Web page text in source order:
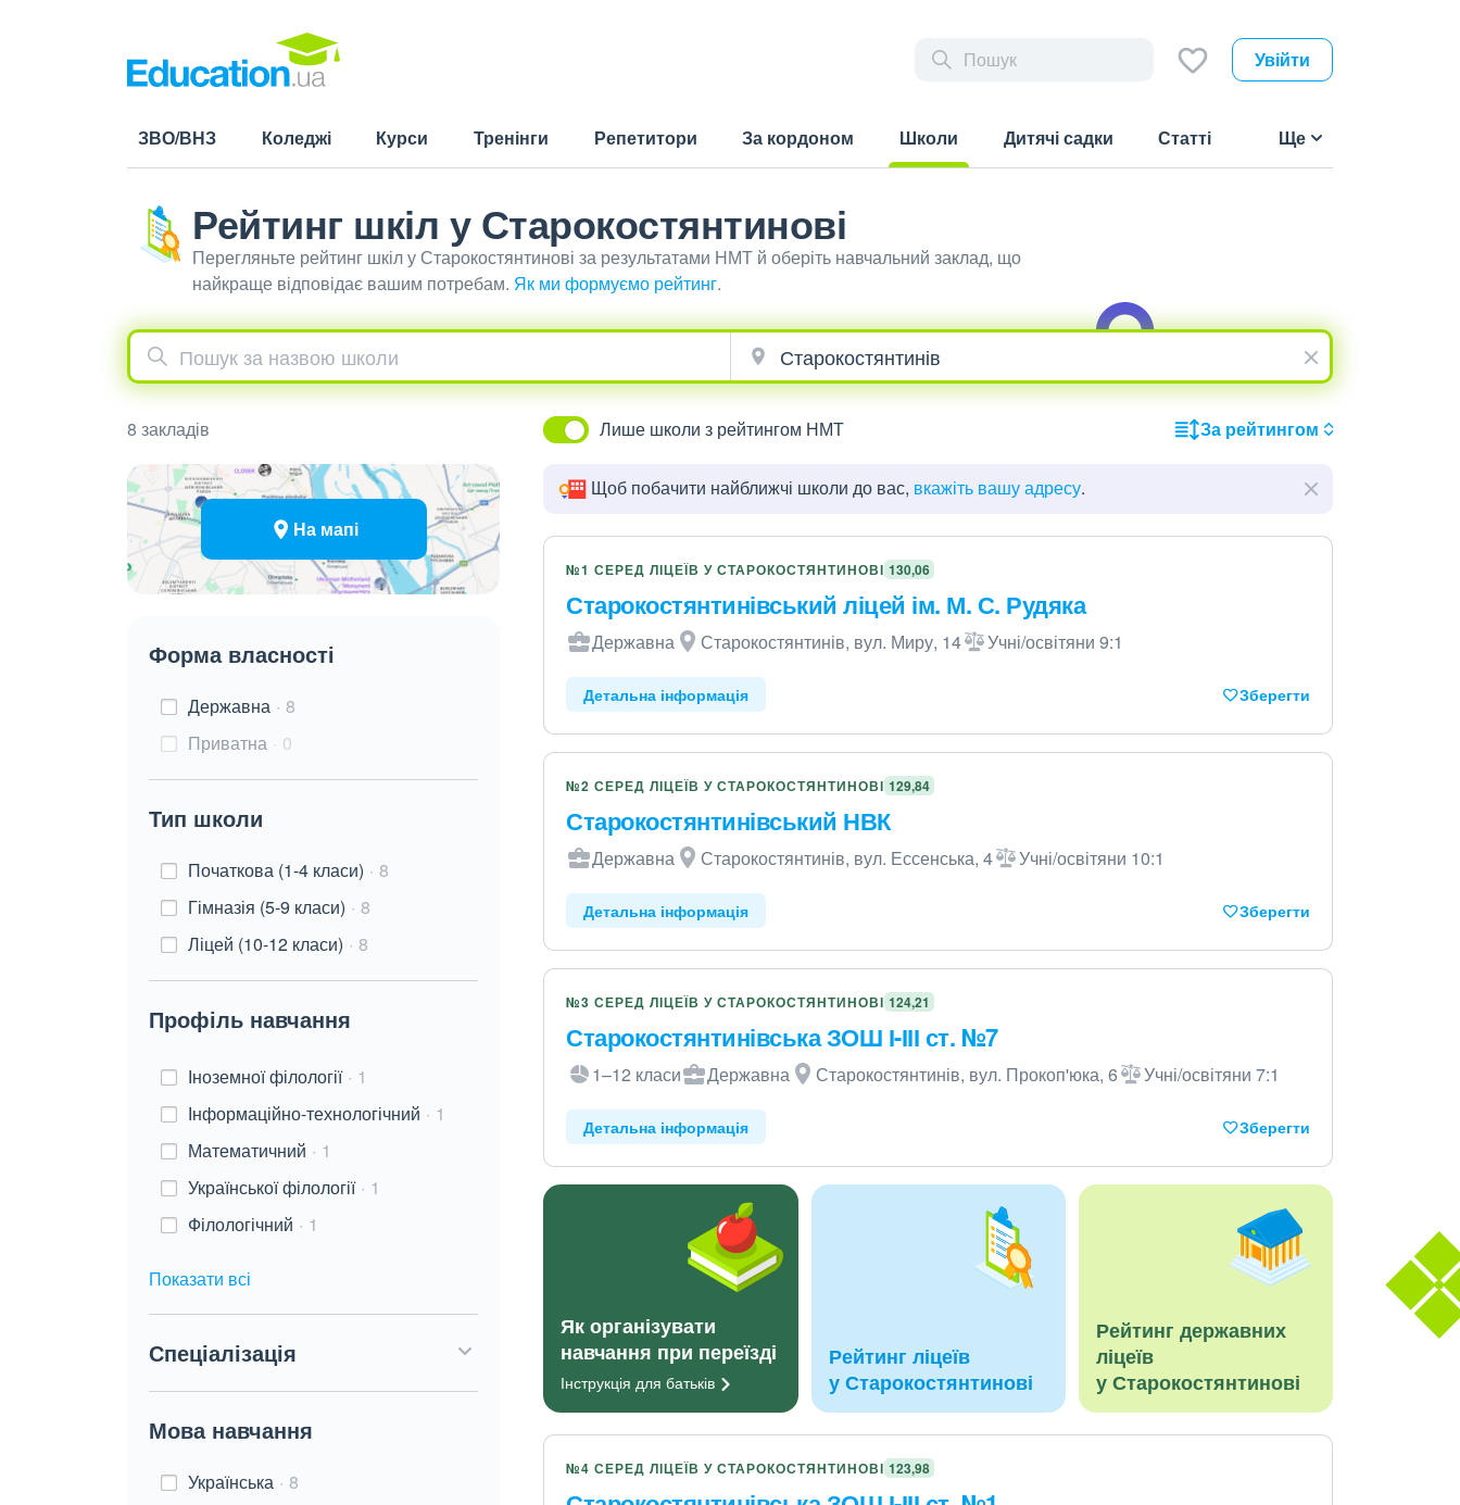
Увійти
ЗВО/ВНЗ Коледжі Курси Тренінги Репетитори За кордоном
Школи
Дитячі садки Статті Ще
Рейтинг шкіл у Старокостянтинові
Перегляньте рейтинг шкіл у Старокостянтинові за результатами НМТ й оберіть навчальний заклад, що
найкраще відповідає вашим потребам. Як ми формуємо рейтинг.
8 закладів Лише школи з рейтингом НМТ За рейтингом
На мапі
Форма власності
Державна
8
Приватна
0
Тип школи
Початкова (1-4 класи)
8
Гімназія (5-9 класи)
8
Ліцей (10-12 класи)
8
Профіль навчання
Іноземної філології
1
Інформаційно-технологічний
1
Математичний
1
Української філології
1
Філологічний
1
Показати всі
Спеціалізація
Мова навчання
Українська 8
Щоб побачити найближчі школи до вас, вкажіть вашу адресу.
№1 СЕРЕД ЛІЦЕЇВ У СТАРОКОСТЯНТИНОВІ 130,06
Старокостянтинівський ліцей ім. М. С. Рудяка
Державна Старокостянтинів, вул. Миру, 14 Учні/освітяни 9:1
Детальна інформація Зберегти
№2 СЕРЕД ЛІЦЕЇВ У СТАРОКОСТЯНТИНОВІ 129,84
Старокостянтинівський НВК
Державна Старокостянтинів, вул. Ессенська, 4 Учні/освітяни 10:1
Детальна інформація Зберегти
№3 СЕРЕД ЛІЦЕЇВ У СТАРОКОСТЯНТИНОВІ 124,21
Старокостянтинівська ЗОШ І-ІІІ ст. №7
1–12 класи Державна Старокостянтинів, вул. Прокоп'юка, 6 Учні/освітяни 7:1
Детальна інформація Зберегти
Як організувати
навчання при переїзді
Інструкція длябатьків
Рейтинг ліцеїв
у Старокостянтинові
Рейтинг державних
ліцеїв
у Старокостянтинові
№4 СЕРЕД ЛІЦЕЇВ У СТАРОКОСТЯНТИНОВІ 123,98